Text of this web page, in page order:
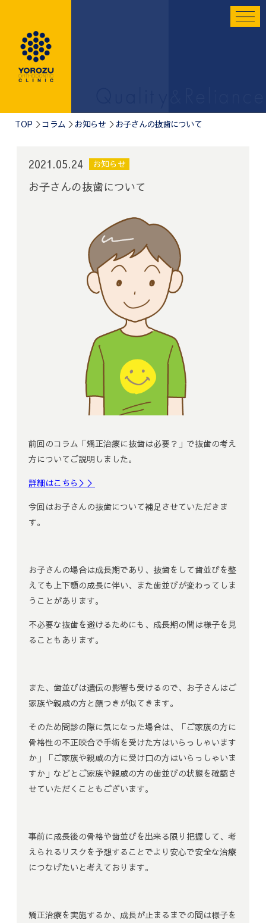
TOP コラム お知らせ お子さんの抜歯について
2021.05.24 お知らせ
お子さんの抜歯について
前回のコラム「矯正治療に抜歯は必要？」で抜歯の考え
方についてご説明しました。
詳細はこちら＞＞
今回はお子さんの抜歯について補足させていただきま
す。
お子さんの場合は成長期であり、抜歯をして歯並びを整
えても上下顎の成長に伴い、また歯並びが変わってしま
うことがあります。
不必要な抜歯を避けるためにも、成長期の間は様子を見
ることもあります。
また、歯並びは遺伝の影響も受けるので、お子さんはご
家族や親戚の方と顔つきが似てきます。
そのため問診の際に気になった場合は、「ご家族の方に
骨格性の不正咬合で手術を受けた方はいらっしゃいます
か」「ご家族や親戚の方に受け口の方はいらっしゃいま
すか」などとご家族や親戚の方の歯並びの状態を確認さ
せていただくこともございます。
事前に成長後の骨格や歯並びを出来る限り把握して、考
えられるリスクを予想することでより安心で安全な治療
につなげたいと考えております。
矯正治療を実施するか、成長が止まるまでの間は様子を